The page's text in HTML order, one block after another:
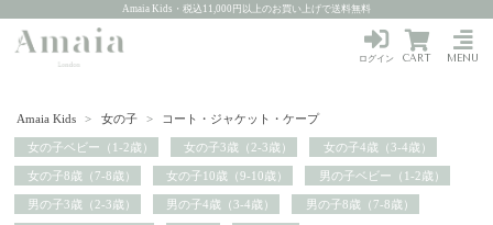
Amaia Kids・税込11,000円以上のお買い上げで送料無料
MENU
ログイン CART
Amaia Kids > 女の子 > コート・ジャケット・ケープ
女の子ベビー（1-2歳） 女の子3歳（2-3歳） 女の子4歳（3-4歳）
女の子8歳（7-8歳） 女の子10歳（9-10歳） 男の子ベビー（1-2歳）
男の子3歳（2-3歳） 男の子4歳（3-4歳） 男の子8歳（7-8歳）